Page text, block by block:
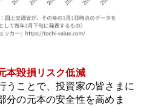
本毀損リスク低減
うことで、投資家の皆さまに
分の元本の安全性を高めま